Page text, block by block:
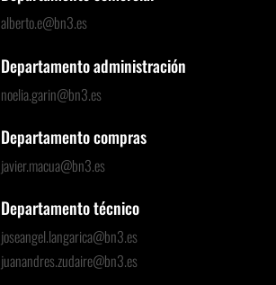
alberto.e@bn3.es
Departamento administración
noelia.garin@bn3.es
Departamento compras
javier.macua@bn3.es
Departamento técnico
joseangel.langarica@bn3.es
juanandres.zudaire@bn3.es